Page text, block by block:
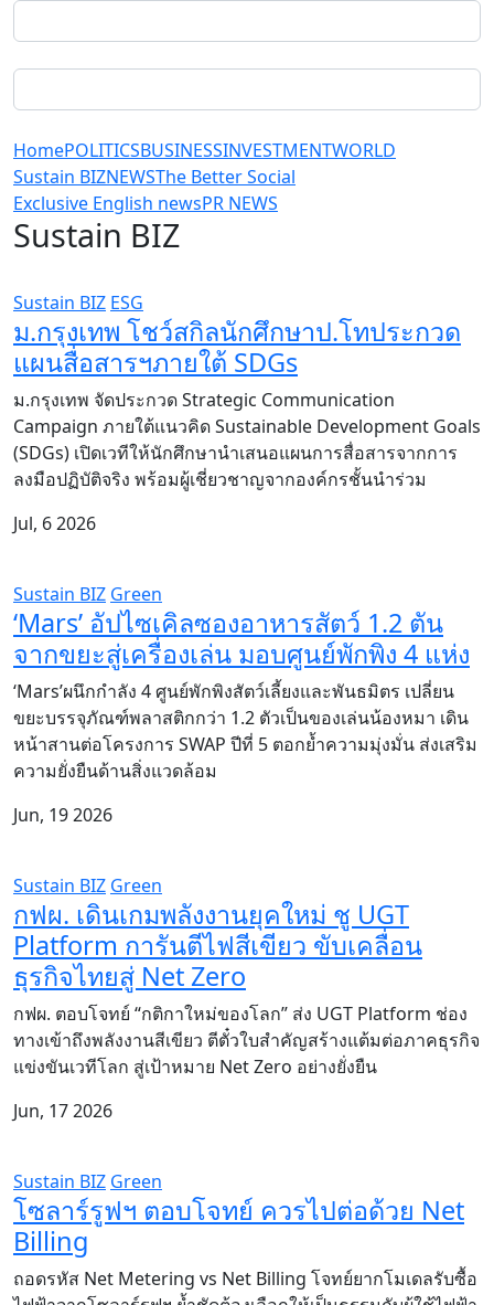
HomePOLITICSBUSINESSINVESTMENTWORLD
Sustain BIZNEWSThe Better Social
Exclusive English newsPR NEWS
Sustain BIZ
Sustain BIZ ESG
ม.กรุงเทพ โชว์สกิลนักศึกษาป.โทประกวด
แผนสื่อสารฯภายใต้ SDGs
ม.กรุงเทพ จัดประกวด Strategic Communication
Campaign ภายใต้แนวคิด Sustainable Development Goals
(SDGs) เปิดเวทีให้นักศึกษานำเสนอแผนการสื่อสารจากการ
ลงมือปฏิบัติจริง พร้อมผู้เชี่ยวชาญจากองค์กรชั้นนำร่วม
Jul, 6 2026
Sustain BIZ Green
‘Mars’ อัปไซเคิลซองอาหารสัตว์ 1.2 ตัน
จากขยะสู่เครื่องเล่น มอบศูนย์พักพิง 4 แห่ง
‘Mars’ผนึกกำลัง 4 ศูนย์พักพิงสัตว์เลี้ยงและพันธมิตร เปลี่ยน
ขยะบรรจุภัณฑ์พลาสติกกว่า 1.2 ตัวเป็นของเล่นน้องหมา เดิน
หน้าสานต่อโครงการ SWAP ปีที่ 5 ตอกย้ำความมุ่งมั่น ส่งเสริม
ความยั่งยืนด้านสิ่งแวดล้อม
Jun, 19 2026
Sustain BIZ Green
กฟผ. เดินเกมพลังงานยุคใหม่ ชู UGT
Platform การันตีไฟสีเขียว ขับเคลื่อน
ธุรกิจไทยสู่ Net Zero
กฟผ. ตอบโจทย์ “กติกาใหม่ของโลก” ส่ง UGT Platform ช่อง
ทางเข้าถึงพลังงานสีเขียว ตีตั๋วใบสำคัญสร้างแต้มต่อภาคธุรกิจ
แข่งขันเวทีโลก สู่เป้าหมาย Net Zero อย่างยั่งยืน
Jun, 17 2026
Sustain BIZ Green
โซลาร์รูฟฯ ตอบโจทย์ ควรไปต่อด้วย Net
Billing
ถอดรหัส Net Metering vs Net Billing โจทย์ยากโมเดลรับซื้อ